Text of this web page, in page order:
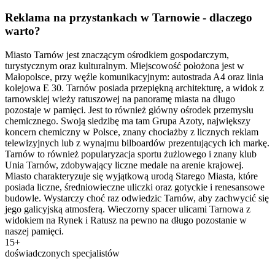
Reklama na przystankach w Tarnowie - dlaczego
warto?
Miasto Tarnów jest znaczącym ośrodkiem gospodarczym,
turystycznym oraz kulturalnym. Miejscowość położona jest w
Małopolsce, przy węźle komunikacyjnym: autostrada A4 oraz linia
kolejowa E 30. Tarnów posiada przepiękną architekturę, a widok z
tarnowskiej wieży ratuszowej na panoramę miasta na długo
pozostaje w pamięci. Jest to również główny ośrodek przemysłu
chemicznego. Swoją siedzibę ma tam Grupa Azoty, największy
koncern chemiczny w Polsce, znany chociażby z licznych reklam
telewizyjnych lub z wynajmu bilboardów prezentujących ich markę.
Tarnów to również popularyzacja sportu żużlowego i znany klub
Unia Tarnów, zdobywający liczne medale na arenie krajowej.
Miasto charakteryzuje się wyjątkową urodą Starego Miasta, które
posiada liczne, średniowieczne uliczki oraz gotyckie i renesansowe
budowle. Wystarczy choć raz odwiedzic Tarnów, aby zachwycić się
jego galicyjską atmosferą. Wieczorny spacer ulicami Tarnowa z
widokiem na Rynek i Ratusz na pewno na długo pozostanie w
naszej pamięci.
15+
doświadczonych specjalistów